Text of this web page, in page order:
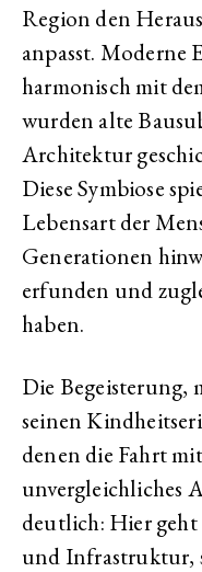
Region den
anpasst. Moderne
harmonisch mit
wurden alte
Architektur
Diese Symbiose
Lebensart der
Generationen
erfunden und
haben.
Die Begeisterung,
seinen
denen die Fahrt
unvergleichliches
deutlich: Hier
und Infrastruktur,